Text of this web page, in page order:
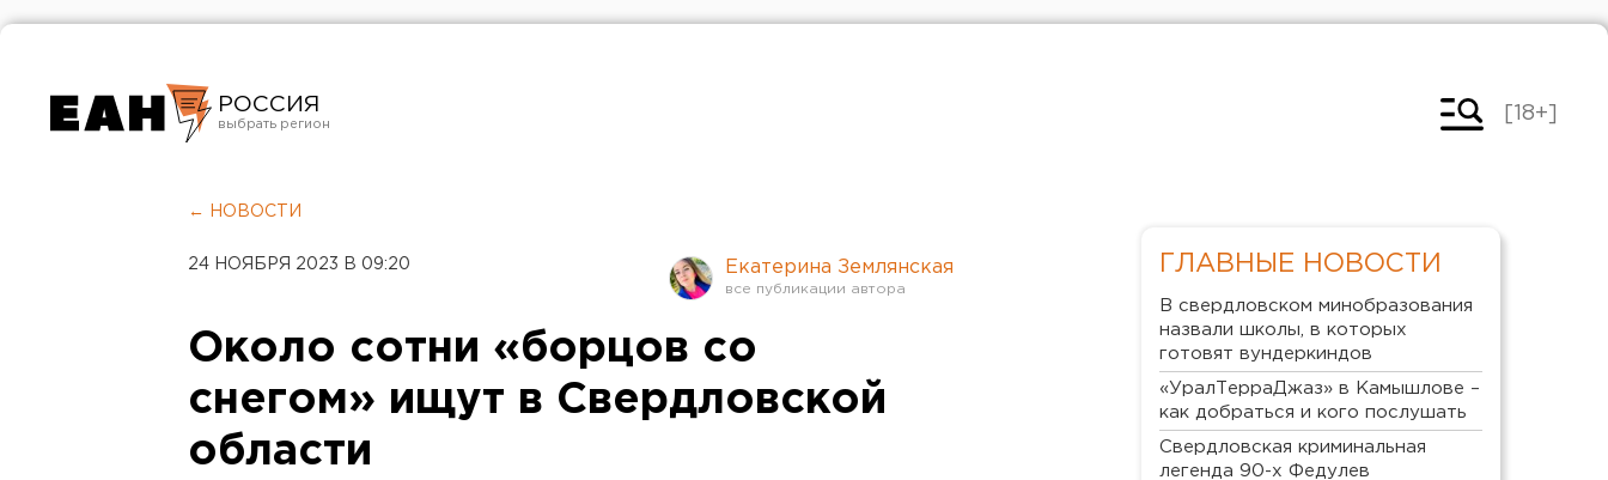
РОССИЯ
Челябинск
[18+]
← НОВОСТИ
24 НОЯБРЯ 2023 В 09:20 Екатерина Землянская
Около сотни «борцов со
снегом» ищут в Свердловской
области
ГЛАВНЫЕ НОВОСТИ
В свердловском минобразования
назвали школы, в которых
готовят вундеркиндов
«УралТерраДжаз» в Камышлове –
как добраться и кого послушать
Свердловская криминальная
легенда 90-х Федулев